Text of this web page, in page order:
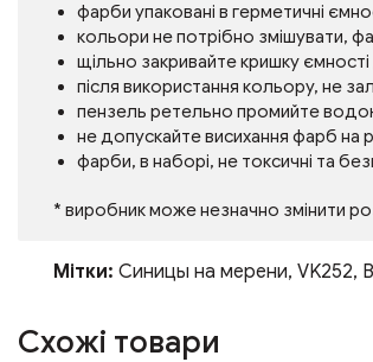
фарби упаковані в герметичні
кольори не потрібно змішувати,
щільно закривайте кришку
після використання кольору, не
пензель ретельно промийте
не допускайте висихання фарб на
фарби, в наборі, не токсичні та
* виробник може незначно змінити
Мітки: Синицы на мерени, VK252,
Схожі товари